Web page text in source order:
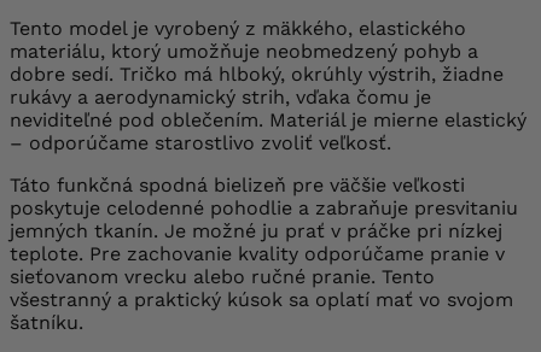
Tento model je vyrobený z mäkkého, elastického
materiálu, ktorý umožňuje neobmedzený pohyb a
dobre sedí. Tričko má hlboký, okrúhly výstrih, žiadne
rukávy a aerodynamický strih, vďaka čomu je
neviditeľné pod oblečením. Materiál je mierne elastický
– odporúčame starostlivo zvoliť veľkosť.
Táto funkčná spodná bielizeň pre väčšie veľkosti
poskytuje celodenné pohodlie a zabraňuje presvitaniu
jemných tkanín. Je možné ju prať v práčke pri nízkej
teplote. Pre zachovanie kvality odporúčame pranie v
sieťovanom vrecku alebo ručné pranie. Tento
všestranný a praktický kúsok sa oplatí mať vo svojom
šatníku.